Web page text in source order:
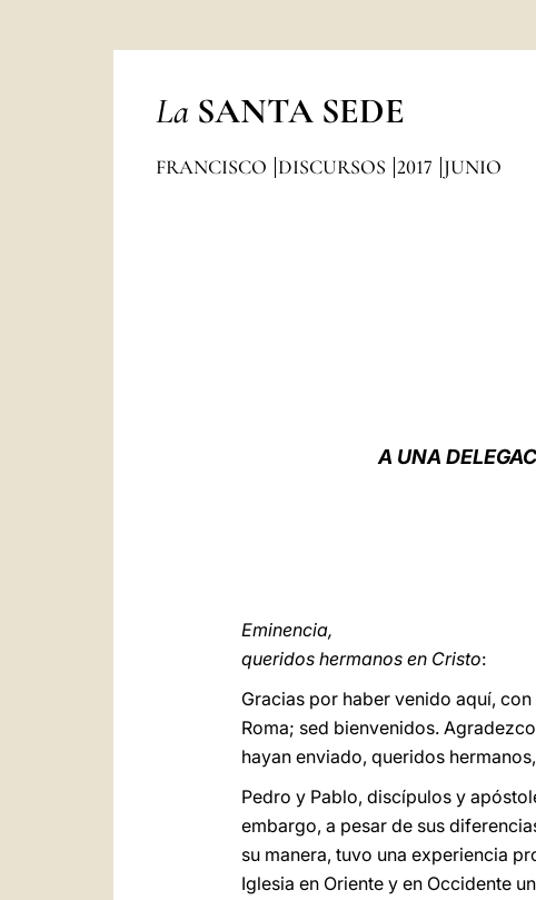
La SANTA SEDE
FRANCISCO DISCURSOS 2017 JUNIO
A UNA
Eminencia,
queridos hermanos en Cristo:
Gracias por haber venido aquí,
Roma; sed bienvenidos.
hayan enviado, queridos
Pedro y Pablo, discípulos y
embargo, a pesar de sus
su manera, tuvo una experiencia
Iglesia en Oriente y en Occidente